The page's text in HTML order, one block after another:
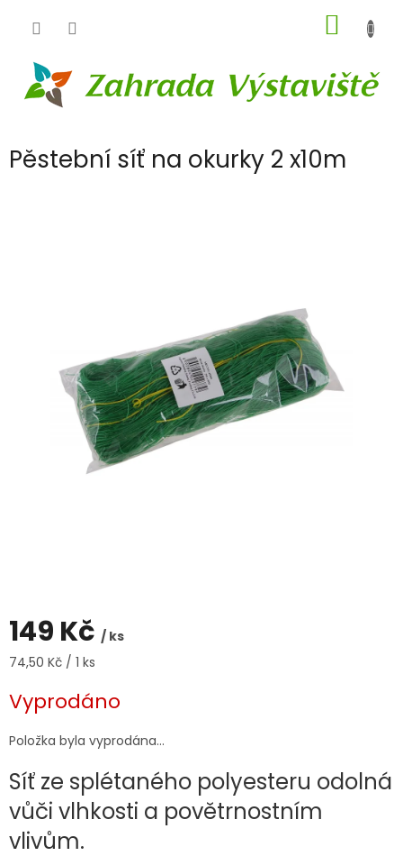
KOŠÍK
Pěstební síť na okurky 2 x10m
149 Kč / ks
Měrná
74,50 Kč / 1 ks
Vyprodáno
Položka byla vyprodána…
Síť ze splétaného polyesteru odolná
vůči vlhkosti a povětrnostním
vlivům.